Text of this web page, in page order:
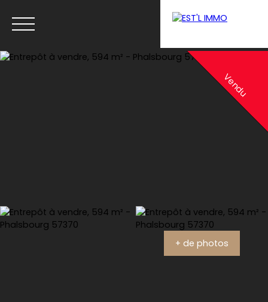
Vendu
+ de photos